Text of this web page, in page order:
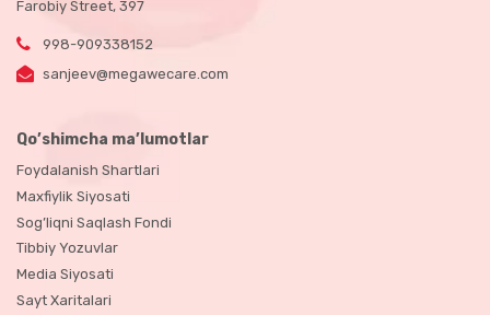
Farobiy Street, 397
998-909338152
sanjeev@megawecare.com
Qo’shimcha ma’lumotlar
Foydalanish Shartlari
Maxfiylik Siyosati
Sog’liqni Saqlash Fondi
Tibbiy Yozuvlar
Media Siyosati
Sayt Xaritalari